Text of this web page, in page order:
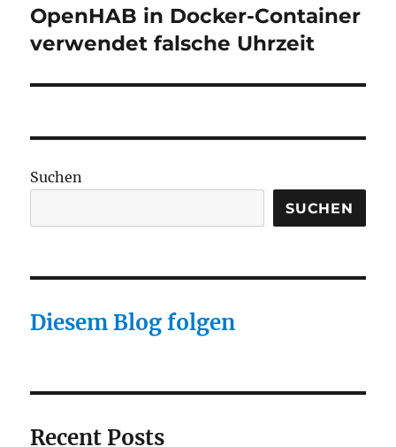
Nächster
Beitrag:
OpenHAB in Docker-Container
verwendet falsche Uhrzeit
Suchen
SUCHEN
Diesem Blog folgen
Recent Posts